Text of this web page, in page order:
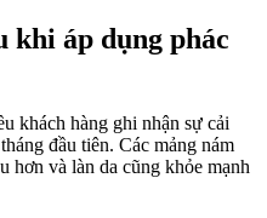
khi áp dụng phác
khách hàng ghi nhận sự cải
đầu tiên. Các mảng nám
hơn và làn da cũng khỏe mạnh